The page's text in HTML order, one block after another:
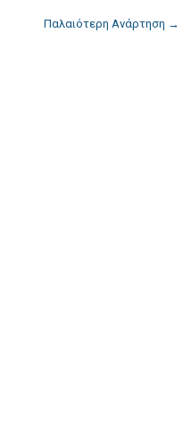
Παλαιότερη Ανάρτηση →